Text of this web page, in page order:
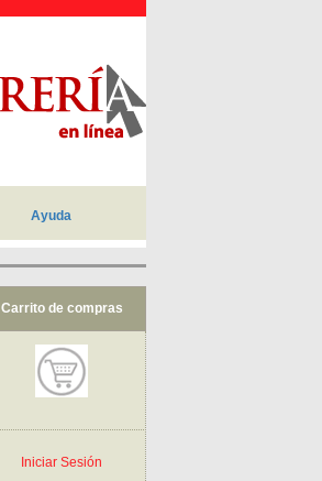
Ayuda
Carrito de compras
Iniciar Sesión